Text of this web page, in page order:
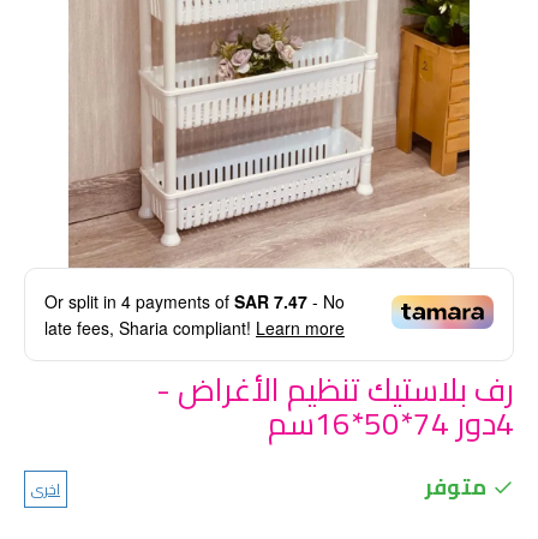
Or split in 4 payments of SAR 7.47 - No
late fees, Sharia compliant! Learn more
رف بلاستيك تنظيم الأغراض -
4دور 74*50*16سم
متوفر اخرى